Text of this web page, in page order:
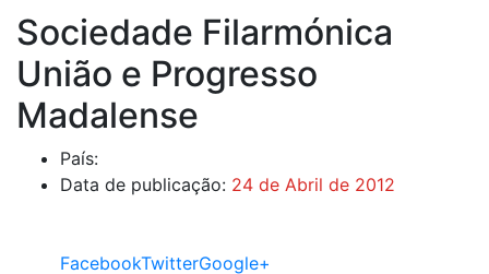
Sociedade Filarmónica
União e Progresso
Madalense
País:
Data de publicação: 24 de Abril de 2012
FacebookTwitterGoogle+